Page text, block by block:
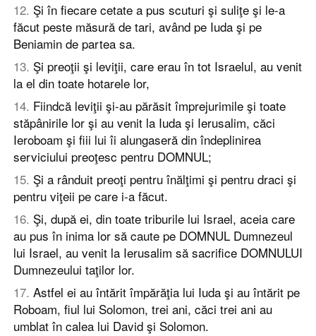
12. Şi în fiecare cetate a pus scuturi şi suliţe şi le-a
făcut peste măsură de tari, având pe Iuda şi pe
Beniamin de partea sa.
13. Şi preoţii şi leviţii, care erau în tot Israelul, au venit
la el din toate hotarele lor,
14. Fiindcă leviţii şi-au părăsit împrejurimile şi toate
stăpânirile lor şi au venit la Iuda şi Ierusalim, căci
Ieroboam şi fiii lui îi alungaseră din îndeplinirea
serviciului preoţesc pentru DOMNUL;
15. Şi a rânduit preoţi pentru înălţimi şi pentru draci şi
pentru viţeii pe care i-a făcut.
16. Şi, după ei, din toate triburile lui Israel, aceia care
au pus în inima lor să caute pe DOMNUL Dumnezeul
lui Israel, au venit la Ierusalim să sacrifice DOMNULUI
Dumnezeului taţilor lor.
17. Astfel ei au întărit împărăţia lui Iuda şi au întărit pe
Roboam, fiul lui Solomon, trei ani, căci trei ani au
umblat în calea lui David şi Solomon.